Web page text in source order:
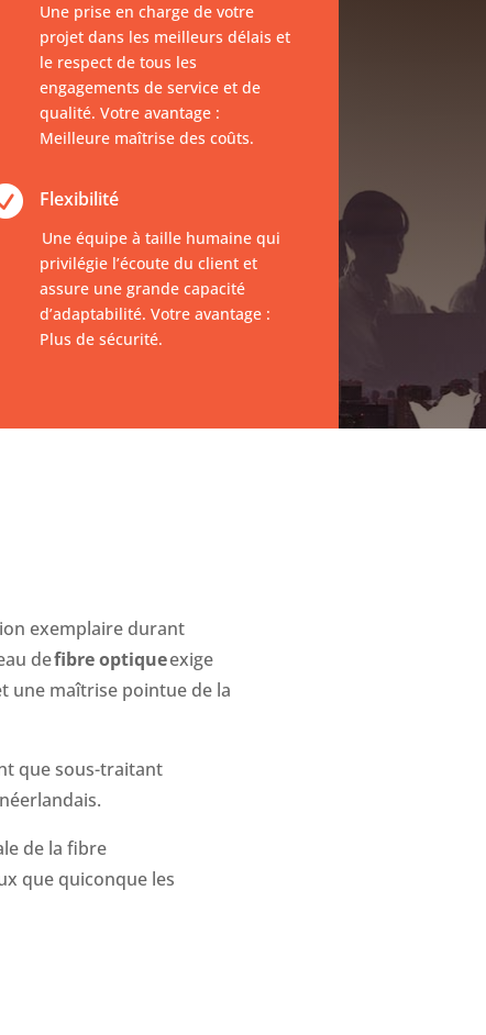
Une prise en charge de votre
projet dans les meilleurs délais et
le respect de tous les
engagements de service et de
qualité. Votre avantage :
Meilleure maîtrise des coûts.
Flexibilité
Une équipe à taille humaine qui
privilégie l’écoute du client et
assure une grande capacité
d’adaptabilité. Votre avantage :
Plus de sécurité.
exemplaire durant
defibre optiqueexige
une maîtrise pointue de la
que sous-traitant
de la fibre
que quiconque les